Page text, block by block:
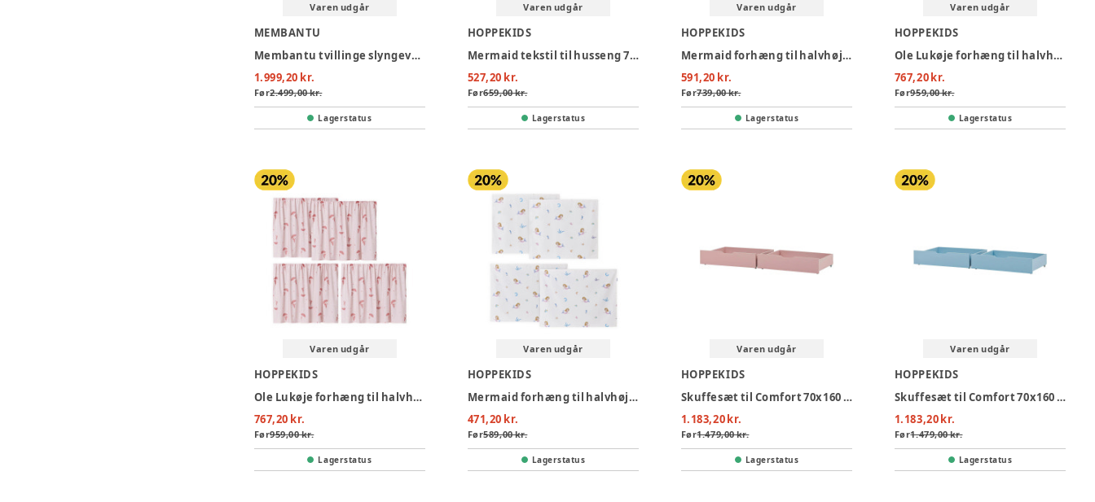
Varen udgår
MEMBANTU
Membantu tvillinge slyngevugge natur
1.999,20 kr.
Før2.499,00 kr.
Lagerstatus
Varen udgår
HOPPEKIDS
Mermaid tekstil til husseng 70x160 cm, Transparent
527,20 kr.
Før659,00 kr.
Lagerstatus
Varen udgår
HOPPEKIDS
Mermaid forhæng til halvhøj seng 90x200 cm, Beige
591,20 kr.
Før739,00 kr.
Lagerstatus
Varen udgår
HOPPEKIDS
Ole Lukøje forhæng til halvhøj seng - Grøn
767,20 kr.
Før959,00 kr.
Lagerstatus
Varen udgår
HOPPEKIDS
Ole Lukøje forhæng til halvhøj seng - Rød
767,20 kr.
Før959,00 kr.
Lagerstatus
Varen udgår
HOPPEKIDS
Mermaid forhæng til halvhøj seng 70x160 cm. - Beige
471,20 kr.
Før589,00 kr.
Lagerstatus
Varen udgår
HOPPEKIDS
Skuffesæt til Comfort 70x160 cm - pale rose
1.183,20 kr.
Før1.479,00 kr.
Lagerstatus
Varen udgår
HOPPEKIDS
Skuffesæt til Comfort 70x160 cm - dream blue
1.183,20 kr.
Før1.479,00 kr.
Lagerstatus